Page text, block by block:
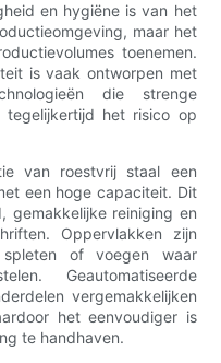
en hygiëne is van het
maar het
toenemen.
is vaak ontworpen met
die strenge
tegelijkertijd het risico op
van roestvrij staal een
een hoge capaciteit. Dit
gemakkelijke reiniging en
Oppervlakken zijn
of voegen waar
Geautomatiseerde
vergemakkelijken
het eenvoudiger is
te handhaven.